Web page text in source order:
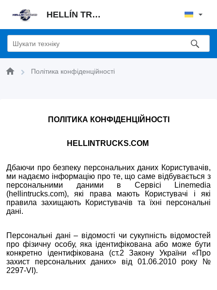
HELLÍN TRUCKS, S. L. U.
Політика конфіденційності
ПОЛІТИКА КОНФІДЕНЦІЙНОСТІ
HELLINTRUCKS.COM
Дбаючи про безпеку персональних даних Користувачів,
ми надаємо інформацію про те, що саме відбувається з
персональними даними в Сервісі Linemedia
(hellintrucks.com), які права мають Користувачі і які
правила захищають Користувачів та їхні персональні
дані.
Персональні дані – відомості чи сукупність відомостей
про фізичну особу, яка ідентифікована або може бути
конкретно ідентифікована (ст.2 Закону України «Про
захист персональних даних» від 01.06.2010 року №
2297-VI).